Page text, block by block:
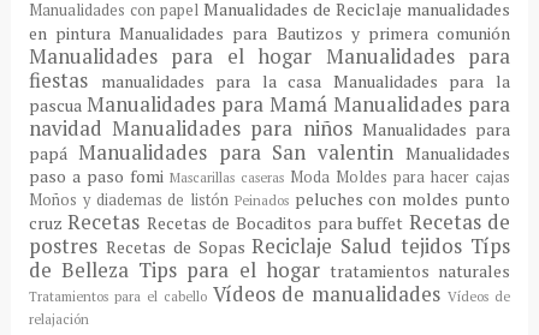
Manualidades con papel Manualidades de Reciclaje manualidades
en pinturaManualidades para Bautizos y primera comunión
Manualidades para el hogar Manualidades para
fiestas
manualidades para la casa Manualidades para la
pascua Manualidades para MamáManualidades para
navidadManualidades para niños Manualidades para
papá Manualidades para San valentinManualidades
paso a paso fomi Mascarillas caseras Moda Moldes para hacer cajas
Moños y diademas de listón Peinados peluches con moldes punto
cruzRecetas Recetas de Bocaditos para buffet Recetas de
postres Recetas de SopasReciclaje Saludtejidos Típs
de Belleza Tips para el hogar tratamientos naturales
Tratamientos para el cabello Vídeos de manualidadesVídeos de
relajación